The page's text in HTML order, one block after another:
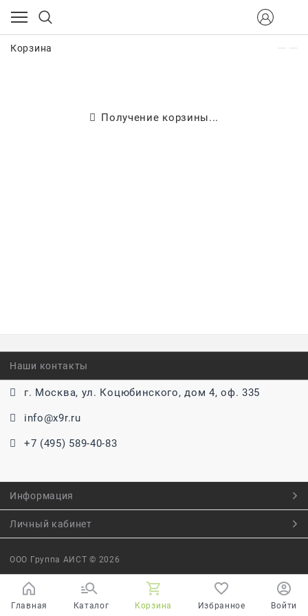
Корзина
Получение корзины...
Наши контакты
г. Москва, ул. Коцюбинского, дом 4, оф. 335
info@x9r.ru
+7 (495) 589-40-83
Информация
Личный кабинет
ООО Группа АИСТ© 2026
Главная Каталог Корзина Избранное Войти